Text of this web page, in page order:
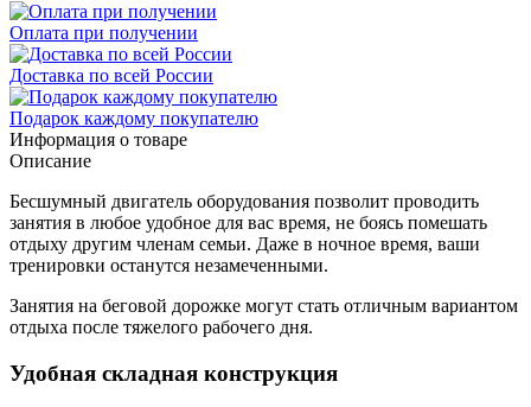
Оплата при получении
Доставка по всей России
Подарок каждому покупателю
Информация о товаре
Описание
Бесшумный двигатель оборудования позволит проводить
занятия в любое удобное для вас время, не боясь помешать
отдыху другим членам семьи. Даже в ночное время, ваши
тренировки останутся незамеченными.
Занятия на беговой дорожке могут стать отличным вариантом
отдыха после тяжелого рабочего дня.
Удобная складная конструкция